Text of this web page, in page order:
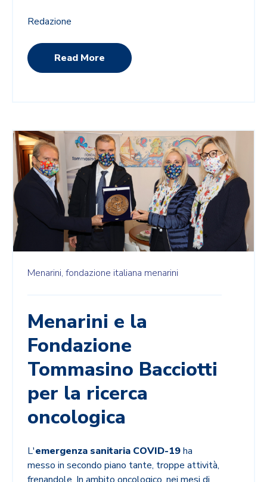
Redazione
Read More
Menarini, fondazione italiana menarini
Menarini e la
Fondazione
Tommasino Bacciotti
per la ricerca
oncologica
L'emergenza sanitaria COVID-19ha
messo in secondo piano tante, troppe attività,